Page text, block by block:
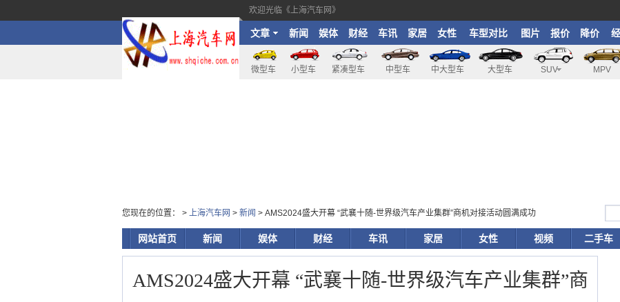
欢迎光临《上海汽车网》
文章 新闻 娱体 财经 车讯 家居 女性 车型对比 图片 报价 降价
微型车 小型车 紧凑型车 中型车 中大型车 大型车 SUV MPV
您现在的位置： > 上海汽车网 > 新闻 > AMS2024盛大开幕 “武襄十随-世界级汽车产业集群”商机对接活动圆满成功
网站首页 新闻 娱体 财经 车讯 家居 女性 视频 二手车
AMS2024盛大开幕 “武襄十随-世界级汽车产业集群”商